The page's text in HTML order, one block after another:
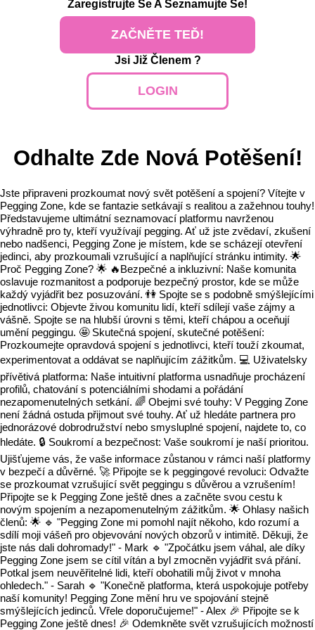
Zaregistrujte SeA Seznamujte Se!
ZAČNĚTE TEĎ!
Jsi Již Členem ?
LOGIN
Odhalte Zde Nová Potěšení!
Jste připraveni prozkoumat nový svět potěšení a spojení? Vítejte v
Pegging Zone, kde se fantazie setkávají s realitou a zažehnou touhy!
Představujeme ultimátní seznamovací platformu navrženou
výhradně pro ty, kteří využívají pegging. Ať už jste zvědaví, zkušení
nebo nadšenci, Pegging Zone je místem, kde se scházejí otevření
jedinci, aby prozkoumali vzrušující a naplňující stránku intimity. 🌟
Proč Pegging Zone? 🌟 🔥Bezpečné a inkluzivní: Naše komunita
oslavuje rozmanitost a podporuje bezpečný prostor, kde se může
každý vyjádřit bez posuzování. 👫 Spojte se s podobně smýšlejícími
jednotlivci: Objevte živou komunitu lidí, kteří sdílejí vaše zájmy a
vášně. Spojte se na hlubší úrovni s těmi, kteří chápou a oceňují
umění peggingu. 🤩 Skutečná spojení, skutečné potěšení:
Prozkoumejte opravdová spojení s jednotlivci, kteří touží zkoumat,
experimentovat a oddávat se naplňujícím zážitkům. 💻 Uživatelsky
přívětivá platforma: Naše intuitivní platforma usnadňuje procházení
profilů, chatování s potenciálními shodami a pořádání
nezapomenutelných setkání. 🌈 Obejmi své touhy: V Pegging Zone
není žádná ostuda přijmout své touhy. Ať už hledáte partnera pro
jednorázové dobrodružství nebo smysluplné spojení, najdete to, co
hledáte. 🔒 Soukromí a bezpečnost: Vaše soukromí je naší prioritou.
Ujišťujeme vás, že vaše informace zůstanou v rámci naší platformy
v bezpečí a důvěrné. 🚀 Připojte se k peggingové revoluci: Odvažte
se prozkoumat vzrušující svět peggingu s důvěrou a vzrušením!
Připojte se k Pegging Zone ještě dnes a začněte svou cestu k
novým spojením a nezapomenutelným zážitkům. 🌟 Ohlasy našich
členů: 🌟 🔹 "Pegging Zone mi pomohl najít někoho, kdo rozumí a
sdílí moji vášeň pro objevování nových obzorů v intimitě. Děkuji, že
jste nás dali dohromady!" - Mark 🔹 "Zpočátku jsem váhal, ale díky
Pegging Zone jsem se cítil vítán a byl zmocněn vyjádřit svá přání.
Potkal jsem neuvěřitelné lidi, kteří obohatili můj život v mnoha
ohledech." - Sarah 🔹 "Konečně platforma, která uspokojuje potřeby
naší komunity! Pegging Zone mění hru ve spojování stejně
smýšlejících jedinců. Vřele doporučujeme!" - Alex 🎉 Připojte se k
Pegging Zone ještě dnes! 🎉 Odemkněte svět vzrušujících možností